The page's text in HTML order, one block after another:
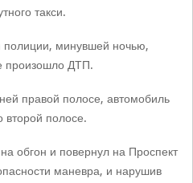
такси.
полиции, минувшей ночью,
произошло ДТП.
правой полосе, автомобиль
второй полосе.
обгон и повернул на Проспект
маневра, и нарушив